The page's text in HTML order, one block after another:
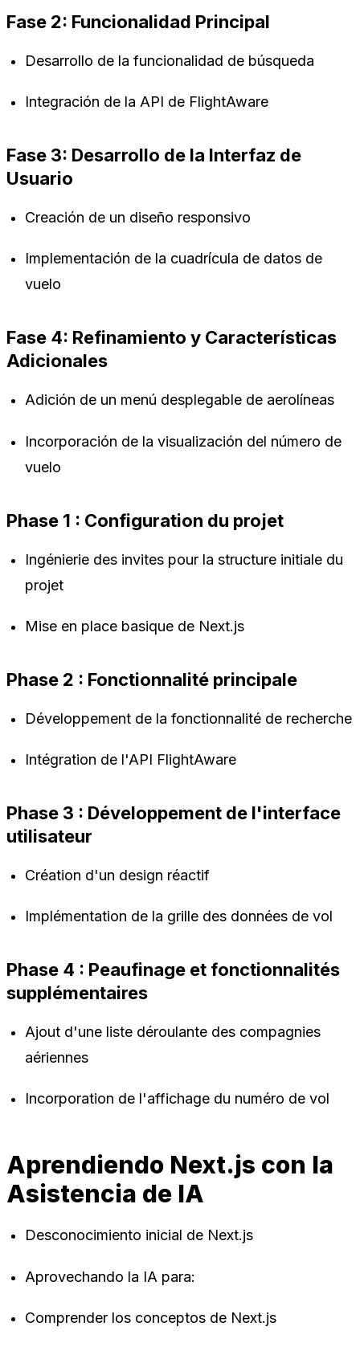
Fase 2: Funcionalidad Principal
Desarrollo de la funcionalidad de búsqueda
Integración de la API de FlightAware
Fase 3: Desarrollo de la Interfaz de
Usuario
Creación de un diseño responsivo
Implementación de la cuadrícula de datos de
vuelo
Fase 4: Refinamiento y Características
Adicionales
Adición de un menú desplegable de aerolíneas
Incorporación de la visualización del número de
vuelo
Phase 1 : Configuration du projet
Ingénierie des invites pour la structure initiale du
projet
Mise en place basique de Next.js
Phase 2 : Fonctionnalité principale
Développement de la fonctionnalité de recherche
Intégration de l'API FlightAware
Phase 3 : Développement de l'interface
utilisateur
Création d'un design réactif
Implémentation de la grille des données de vol
Phase 4 : Peaufinage et fonctionnalités
supplémentaires
Ajout d'une liste déroulante des compagnies
aériennes
Incorporation de l'affichage du numéro de vol
Aprendiendo Next.js con la
Asistencia de IA
Desconocimiento inicial de Next.js
Aprovechando la IA para:
Comprender los conceptos de Next.js